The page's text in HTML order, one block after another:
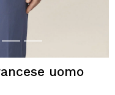
uomo